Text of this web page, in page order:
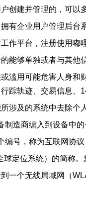
创建并管理的，可以
有企业用户管理后台
平台，注册使用嘟哩
能够单独或者与其他
滥用可能危害人身
踪轨迹、交易信息、
涉及的系统中去除个
造商编入到设备中
编号，称为互联网协
定位系统）的简称
一个无线局域网（